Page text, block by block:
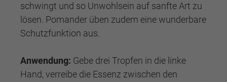
schwingt und so Unwohlsein auf sanfte Art zu
lösen. Pomander üben zudem eine wunderbare
Schutzfunktion aus.
Anwendung: Gebe drei Tropfen in die linke
Hand, verreibe die Essenz zwischen den